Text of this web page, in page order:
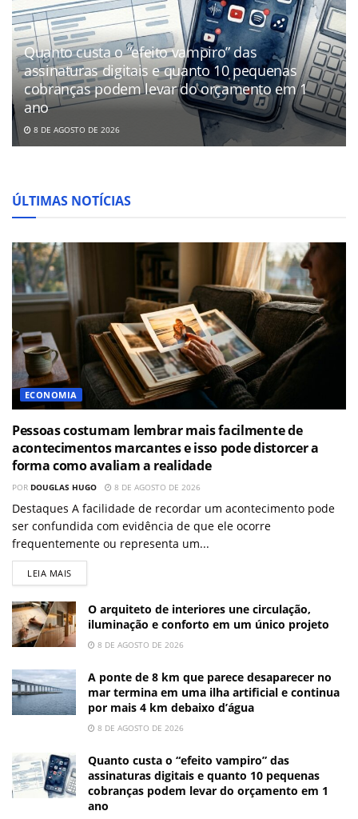
Quanto custa o “efeito vampiro” das
assinaturas digitais e quanto 10 pequenas
cobranças podem levar do orçamento em 1
ano
8 DE AGOSTO DE 2026
ÚLTIMAS NOTÍCIAS
ECONOMIA
Pessoas costumam lembrar mais facilmente de
acontecimentos marcantes e isso pode distorcer a
forma como avaliam a realidade
POR DOUGLAS HUGO 8 DE AGOSTO DE 2026
Destaques A facilidade de recordar um acontecimento pode
ser confundida com evidência de que ele ocorre
frequentemente ou representa um...
LEIA MAIS
O arquiteto de interiores une circulação,
iluminação e conforto em um único projeto
8 DE AGOSTO DE 2026
A ponte de 8 km que parece desaparecer no
mar termina em uma ilha artificial e continua
por mais 4 km debaixo d’água
8 DE AGOSTO DE 2026
Quanto custa o “efeito vampiro” das
assinaturas digitais e quanto 10 pequenas
cobranças podem levar do orçamento em 1
ano